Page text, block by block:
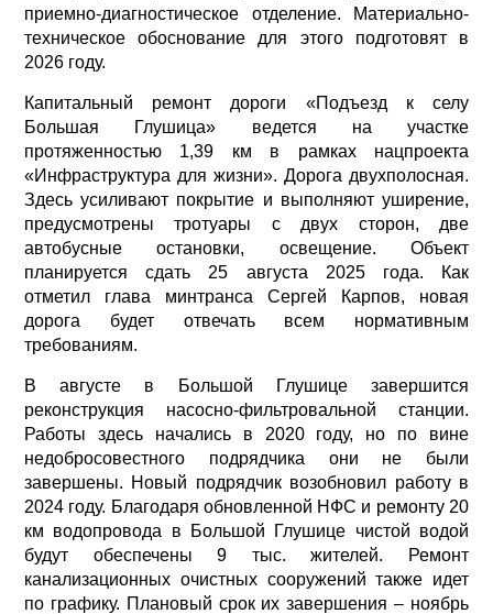
приемно-диагностическое отделение. Материально-
техническое обоснование для этого подготовят в
2026 году.
Капитальный ремонт дороги «Подъезд к селу
Большая Глушица» ведется на участке
протяженностью 1,39 км в рамках нацпроекта
«Инфраструктура для жизни». Дорога двухполосная.
Здесь усиливают покрытие и выполняют уширение,
предусмотрены тротуары с двух сторон, две
автобусные остановки, освещение. Объект
планируется сдать 25 августа 2025 года. Как
отметил глава минтранса Сергей Карпов, новая
дорога будет отвечать всем нормативным
требованиям.
В августе в Большой Глушице завершится
реконструкция насосно-фильтровальной станции.
Работы здесь начались в 2020 году, но по вине
недобросовестного подрядчика они не были
завершены. Новый подрядчик возобновил работу в
2024 году. Благодаря обновленной НФС и ремонту 20
км водопровода в Большой Глушице чистой водой
будут обеспечены 9 тыс. жителей. Ремонт
канализационных очистных сооружений также идет
по графику. Плановый срок их завершения – ноябрь